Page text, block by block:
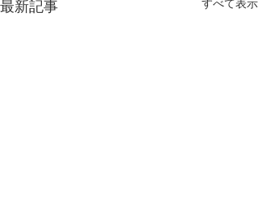
最新記事 すべて表示